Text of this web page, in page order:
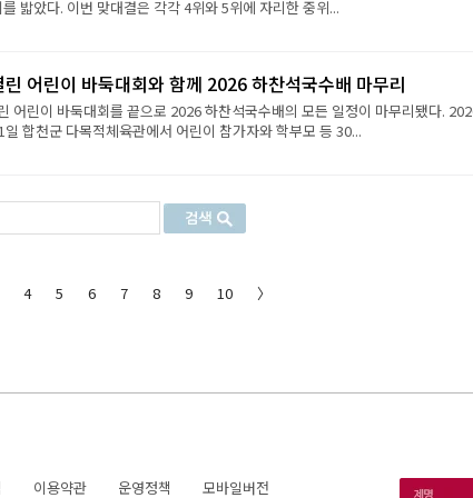
밟았다. 이번 맞대결은 각각 4위와 5위에 자리한 중위...
어린이 바둑대회와 함께 2026 하찬석국수배 마무리
어린이 바둑대회를 끝으로 2026 하찬석국수배의 모든 일정이 마무리됐다.
합천군 다목적체육관에서 어린이 참가자와 학부모 등 30...
4 5 6 7 8 9 10 〉
이용약관 운영정책 모바일버전